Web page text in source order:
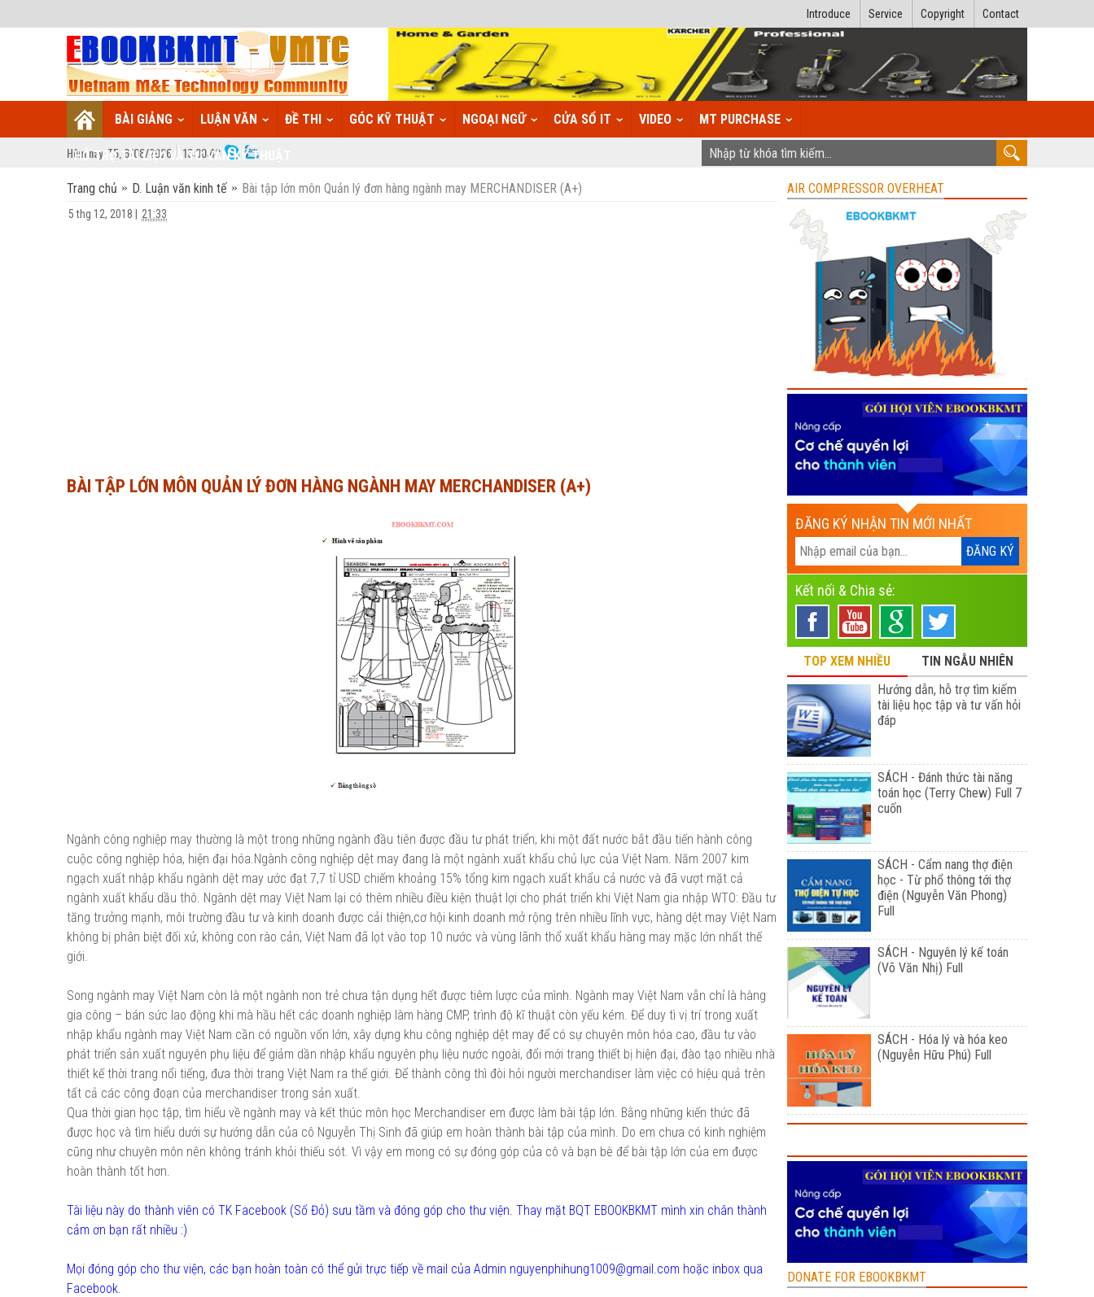
Contact
Copyright
Service
Introduce
BÀI GIẢNG LUẬN VĂN ĐỀ THI GÓC KỸ THUẬT NGOẠI NGỮ CỬA SỔ IT VIDEO MT PURCHASE
HỖ TRỢ TÀI LIỆU VÀ TƯ VẤN KỸ THUẬT
Hôm nay: T5, 6/08/2026 13:00:43
Trang chủ D. Luận văn kinh tế Bài tập lớn môn Quản lý đơn hàng ngành may MERCHANDISER (A+)
5 thg 12, 2018 21:33
BÀI TẬP LỚN MÔN QUẢN LÝ ĐƠN HÀNG NGÀNH MAY MERCHANDISER (A+)
Ngành công nghiệp may thường là một trong những ngành đầu tiên được đầu tư phát triển, khi một đất nước bắt đầu tiến hành công
cuộc công nghiệp hóa, hiện đại hóa.Ngành công nghiệp dệt may đang là một ngành xuất khẩu chủ lực của Việt Nam. Năm 2007 kim
ngạch xuất nhập khẩu ngành dệt may ước đạt 7,7 tỉ USD chiếm khoảng 15% tổng kim ngạch xuất khẩu cả nước và đã vượt mặt cả
ngành xuất khẩu dầu thô. Ngành dệt may Việt Nam lại có thêm nhiều điều kiện thuật lợi cho phát triển khi Việt Nam gia nhập WTO: Đầu tư
tăng trưởng mạnh, môi trường đầu tư và kinh doanh được cải thiện,cơ hội kinh doanh mở rộng trên nhiều lĩnh vực, hàng dệt may Việt Nam
không bị phân biệt đối xử, không con rào cản, Việt Nam đã lọt vào top 10 nước và vùng lãnh thổ xuất khẩu hàng may mặc lớn nhất thế
giới.
Song ngành may Việt Nam còn là một ngành non trẻ chưa tận dụng hết được tiêm lược của mình. Ngành may Việt Nam vẫn chỉ là hàng
gia công – bán sức lao động khi mà hầu hết các doanh nghiệp làm hàng CMP, trình độ kĩ thuật còn yếu kém. Để duy tì vị trí trong xuất
nhập khẩu ngành may Việt Nam cần có nguồn vốn lớn, xây dựng khu công nghiệp dệt may để có sự chuyên môn hóa cao, đầu tư vào
phát triển sản xuất nguyên phụ liệu để giảm dần nhập khẩu nguyên phụ liệu nước ngoài, đổi mới trang thiết bị hiện đại, đào tạo nhiều nhà
thiết kế thời trang nổi tiếng, đưa thời trang Việt Nam ra thế giới. Để thành công thì đòi hỏi người merchandiser làm việc có hiệu quả trên
tất cả các công đoạn của merchandiser trong sản xuất.
Qua thời gian học tập, tìm hiểu về ngành may và kết thúc môn học Merchandiser em được làm bài tập lớn. Bằng những kiến thức đã
được học và tìm hiểu dưới sự hướng dẫn của cô Nguyễn Thị Sinh đã giúp em hoàn thành bài tập của mình. Do em chưa có kinh nghiệm
cũng như chuyên môn nên không tránh khỏi thiếu sót. Vì vậy em mong có sự đóng góp của cô và bạn bè để bài tập lớn của em được
hoàn thành tốt hơn.
Tài liệu này do thành viên có TK Facebook (Số Đỏ) sưu tầm và đóng góp cho thư viện. Thay mặt BQT EBOOKBKMT mình xin chân thành
cảm ơn bạn rất nhiều :)
Mọi đóng góp cho thư viện, các bạn hoàn toàn có thể gửi trực tiếp về mail của Admin nguyenphihung1009@gmail.com hoặc inbox qua
Facebook.
AIR COMPRESSOR OVERHEAT
ĐĂNG KÝ NHẬN TIN MỚI NHẤT
Kết nối & Chia sẻ:
TOP XEM NHIỀU
TIN NGẪU NHIÊN
Hướng dẫn, hỗ trợ tìm kiếm
tài liệu học tập và tư vấn hỏi
đáp
SÁCH - Đánh thức tài năng
toán học (Terry Chew) Full 7
cuốn
SÁCH - Cẩm nang thợ điện
học - Từ phổ thông tới thợ
điện (Nguyễn Văn Phong)
Full
SÁCH - Nguyên lý kế toán
(Võ Văn Nhị) Full
SÁCH - Hóa lý và hóa keo
(Nguyễn Hữu Phú) Full
DONATE FOR EBOOKBKMT